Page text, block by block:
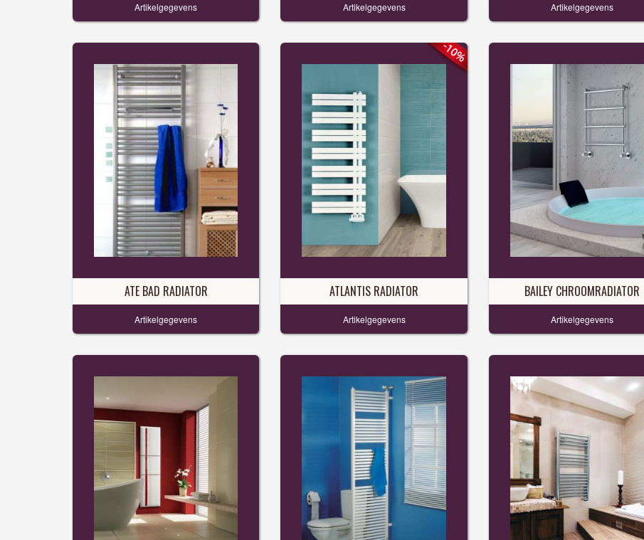
Artikelgegevens Artikelgegevens Artikelgegevens
ATE BAD RADIATOR
Artikelgegevens
ATLANTIS RADIATOR
Artikelgegevens
BAILEY CHROOMRADIATOR
Artikelgegevens